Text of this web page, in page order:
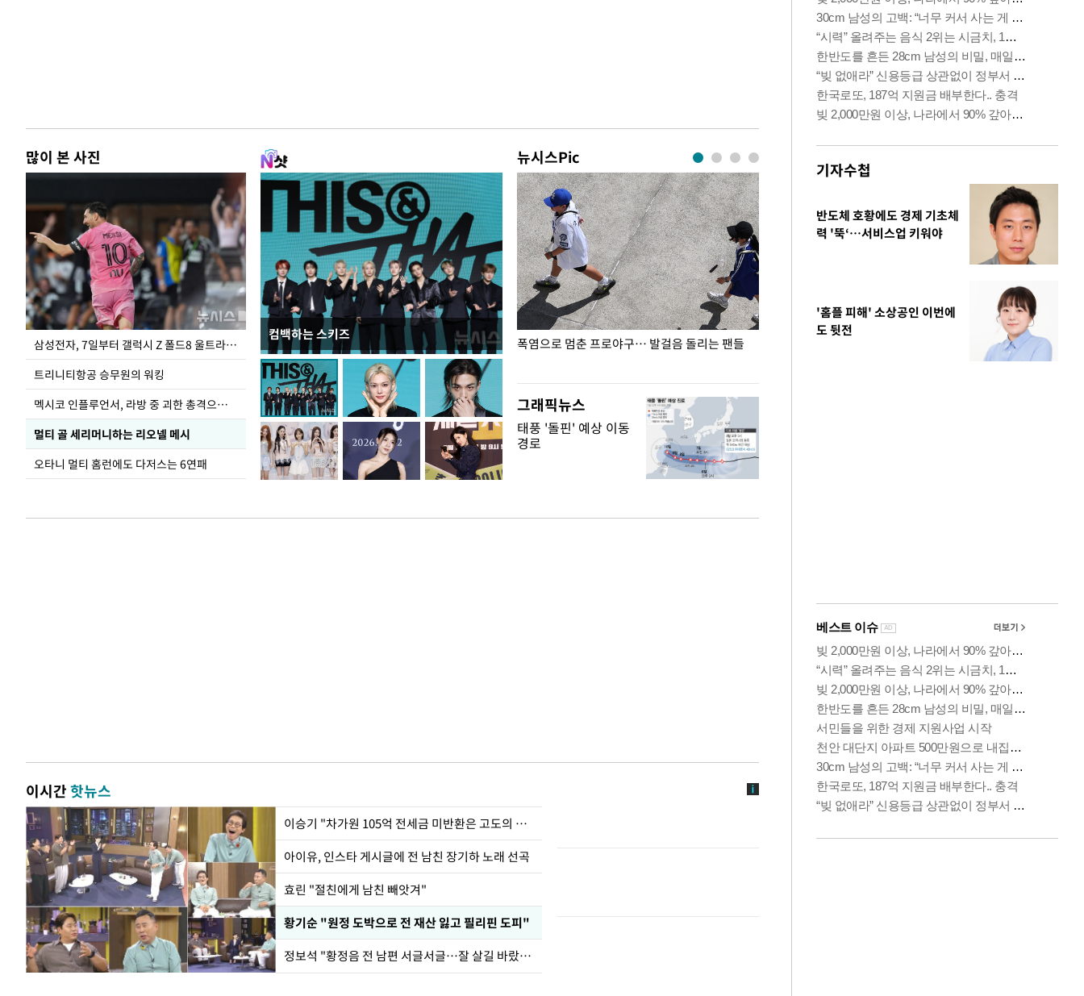
많이 본 사진
삼성전자, 7일부터 갤럭시 Z 폴드8 울트라·폴드8·플립8 출시
트리니티항공 승무원의 워킹
멕시코 인플루언서, 라방 중 괴한 총격으로 사망
멀티 골 세리머니하는 리오넬 메시
오타니 멀티 홈런에도 다저스는 6연패
컴백하는 스키즈
뉴시스Pic
입추 하루 앞둔 전남광주… 열화상 카메라에 담긴
폭염
폭염으로 멈춘 프로야구… 발걸음 돌리는 팬들
이 대통령, '청년 대책 속도 높여야…폭염 문제도 입추 코앞인데
그래픽뉴스
태풍 '돌핀' 예상 이동
경로
이시간핫뉴스
이승기 "차가원 105억 전세금 미반환은 고도의 사기"
아이유, 인스타 게시글에 전 남친 장기하 노래 선곡
효린 "절친에게 남친 빼앗겨"
황기순 "원정 도박으로 전 재산 잃고 필리핀 도피"
정보석 "황정음 전 남편 서글서글…잘 살길 바랐는데"
기자수첩
반도체 호황에도 경제 기초체
력 '뚝‘…서비스업 키워야
'홈플 피해' 소상공인 이번에
도 뒷전